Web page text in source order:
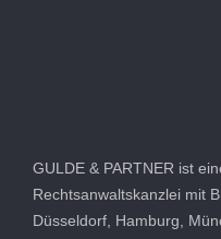
GULDE & PARTNER ist
Rechtsanwaltskanzlei mit
Düsseldorf, Hamburg,